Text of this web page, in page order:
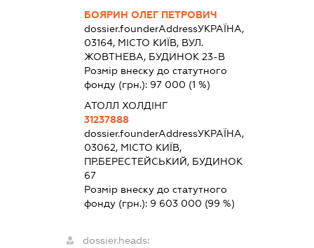
БОЯРИН ОЛЕГ ПЕТРОВИЧ
dossier.founderAddressУКРАЇНА,
03164, МІСТО КИЇВ, ВУЛ.
ЖОВТНЕВА, БУДИНОК 23-В
Розмір внеску до статутного
фонду (грн.): 97 000 (1 %)
АТОЛЛ ХОЛДІНГ
31237888
dossier.founderAddressУКРАЇНА,
03062, МІСТО КИЇВ,
ПР.БЕРЕСТЕЙСЬКИЙ, БУДИНОК
67
Розмір внеску до статутного
фонду (грн.): 9 603 000 (99 %)
dossier.heads: